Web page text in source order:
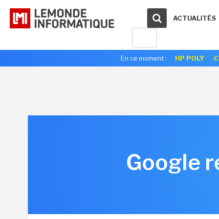
ACTUALITÉS
En ce moment : HP POLY
Google